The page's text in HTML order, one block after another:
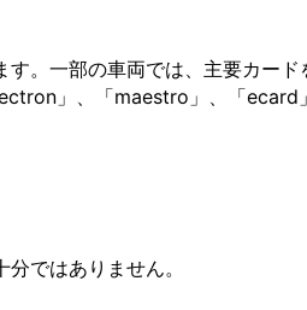
。一部の車両では、主要カード
」、「maestro」、「ecard
ではありません。